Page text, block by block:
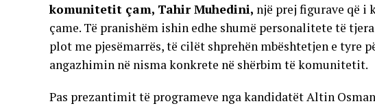
komunitetit çam, Tahir Muhedini, një prej figurave që i
çame. Të pranishëm ishin edhe shumë personalitete të
plot me pjesëmarrës, të cilët shprehën mbështetjen e tyre
angazhimin në nisma konkrete në shërbim të komunitetit.
Pas prezantimit të programeve nga kandidatët Altin